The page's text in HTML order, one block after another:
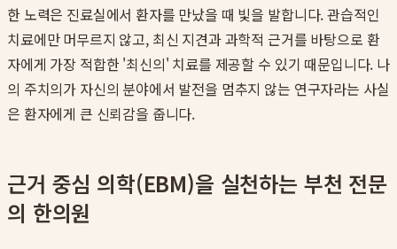
한 노력은 진료실에서 환자를 만났을 때 빛을 발합니다. 관습적인
치료에만 머무르지 않고, 최신 지견과 과학적 근거를 바탕으로 환
자에게 가장 적합한 '최신의' 치료를 제공할 수 있기 때문입니다. 나
의 주치의가 자신의 분야에서 발전을 멈추지 않는 연구자라는 사실
은 환자에게 큰 신뢰감을 줍니다.
근거 중심 의학(EBM)을 실천하는 부천 전문
의 한의원